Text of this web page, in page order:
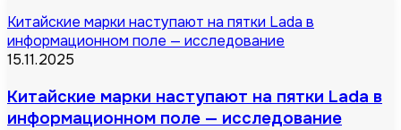
Китайские марки наступают на пятки Lada в
информационном поле — исследование
15.11.2025
Китайские марки наступают на пятки Lada в
информационном поле — исследование